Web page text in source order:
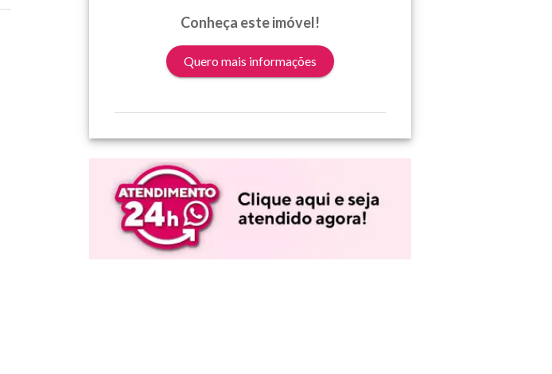
Conheça este imóvel!
Quero mais informações